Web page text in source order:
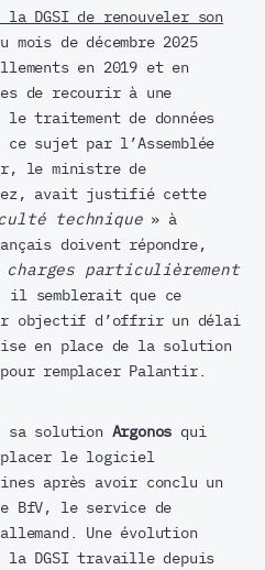
la DGSI de renouveler son
mois de décembre 2025
en 2019 et en
de recourir à une
traitement de données
sujet par l’Assemblée
le ministre de
avait justifié cette
technique» à
doivent répondre,
charges particulièrement
semblerait que ce
objectif d’offrir un délai
en place de la solution
remplacer Palantir.
solution Argonos qui
le logiciel
après avoir conclu un
BfV, le service de
Une évolution
DGSI travaille depuis